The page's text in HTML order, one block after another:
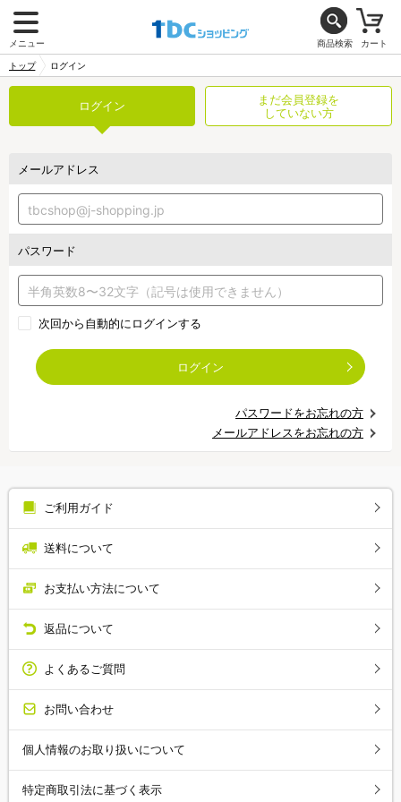
メニュー 商品検索 カート
トップ ログイン
ログイン
まだ会員登録を
していない方
メールアドレス
パスワード
次回から自動的にログインする
ログイン
パスワードをお忘れの方
メールアドレスをお忘れの方
ご利用ガイド
送料について
お支払い方法について
返品について
よくあるご質問
お問い合わせ
個人情報のお取り扱いについて
特定商取引法に基づく表示